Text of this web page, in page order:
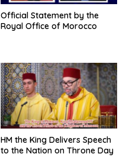
Official Statement by the
Royal Office of Morocco
HM the King Delivers Speech
to the Nation on Throne Day